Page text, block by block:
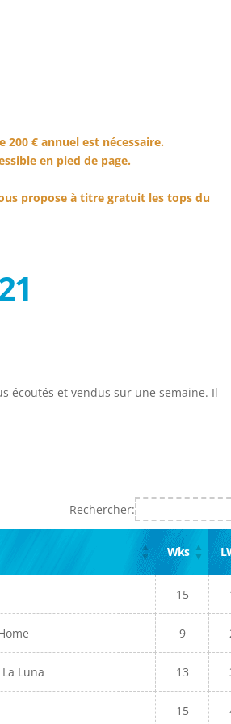
200 € annuel est nécessaire.
en pied de page.
propose à titre gratuit les tops du
écoutés et vendus sur une semaine. Il
Rechercher:
Wks
15
9
Luna 13
15